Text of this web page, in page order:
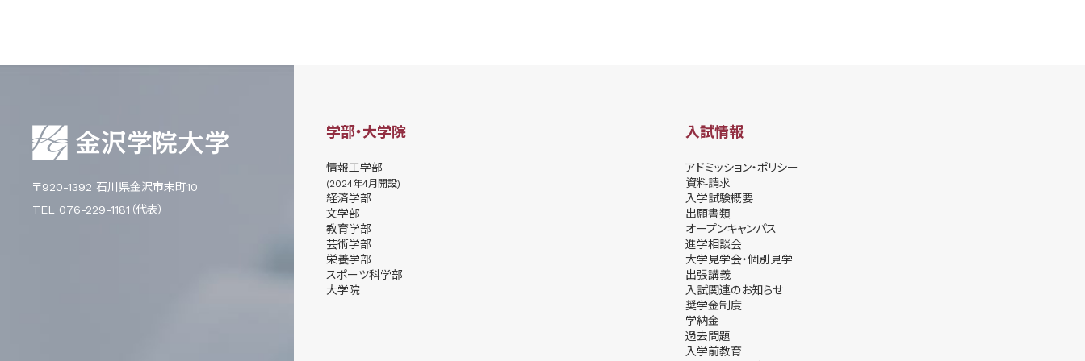
〒920-1392 石川県金沢市末町10
TEL 076-229-1181（代表）
学部・大学院
情報工学部
(2024年4月開設)
経済学部
文学部
教育学部
芸術学部
栄養学部
スポーツ科学部
大学院
入試情報
アドミッション・ポリシー
資料請求
⼊学試験概要
出願書類
オープンキャンパス
進学相談会
⼤学⾒学会・個別⾒学
出張講義
⼊試関連のお知らせ
奨学⾦制度
学納⾦
過去問題
入学前教育